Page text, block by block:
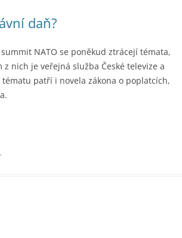
daň?
NATO se poněkud ztrácejí témata,
nich je veřejná služba České televize a
patří i novela zákona o poplatcích,
.